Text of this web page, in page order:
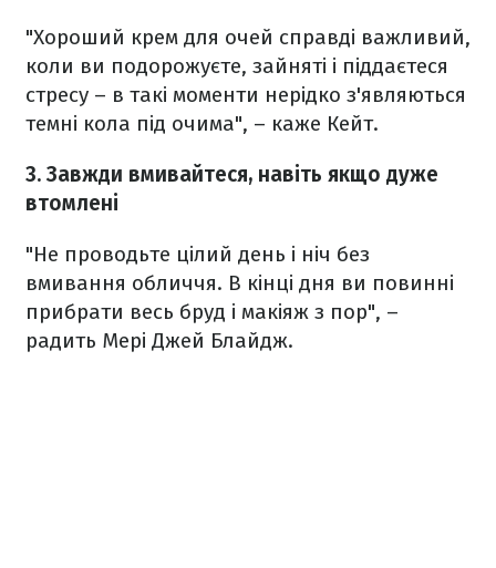
"Хороший крем для очей справді важливий,
коли ви подорожуєте, зайняті і піддаєтеся
стресу – в такі моменти нерідко з'являються
темні кола під очима", – каже Кейт.
3. Завжди вмивайтеся, навіть якщо дуже
втомлені
"Не проводьте цілий день і ніч без
вмивання обличчя. В кінці дня ви повинні
прибрати весь бруд і макіяж з пор", –
радить Мері Джей Блайдж.